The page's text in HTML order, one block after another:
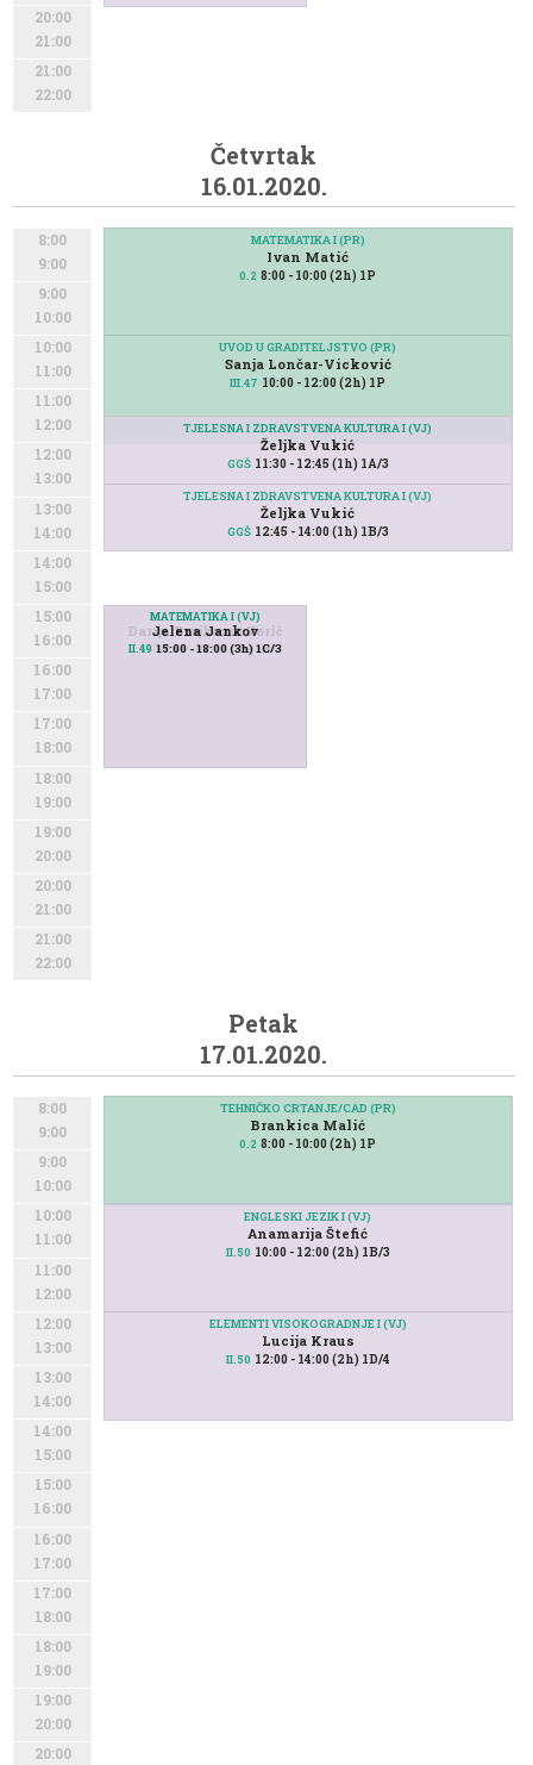
20:00
21:00
21:00
22:00
Četvrtak
16.01.2020.
8:00
9:00
9:00
10:00
10:00
11:00
11:00
12:00
12:00
13:00
13:00
14:00
14:00
15:00
15:00
16:00
16:00
17:00
17:00
18:00
18:00
19:00
19:00
20:00
20:00
21:00
21:00
22:00
MATEMATIKA I (PR)
Ivan Matić
0.2 8:00 - 10:00 (2h) 1P
UVOD U GRADITELJSTVO (PR)
Sanja Lončar-Vicković
III.47 10:00 - 12:00 (2h) 1P
MATEMATIKA I (VJ)
Darija Brajković Zorić
II.50 15:00 - 18:00 (3h) 1B/3
MATEMATIKA I (VJ)
Jelena Jankov
II.49 15:00 - 18:00 (3h) 1C/3
TJELESNA I ZDRAVSTVENA KULTURA I (VJ)
Željka Vukić
GGŠ 11:30 - 12:45 (1h) 1A/3
TJELESNA I ZDRAVSTVENA KULTURA I (VJ)
Željka Vukić
GGŠ 12:45 - 14:00 (1h) 1B/3
Petak
17.01.2020.
8:00
9:00
9:00
10:00
10:00
11:00
11:00
12:00
12:00
13:00
13:00
14:00
14:00
15:00
15:00
16:00
16:00
17:00
17:00
18:00
18:00
19:00
19:00
20:00
20:00
TEHNIČKO CRTANJE/CAD (PR)
Brankica Malić
0.2 8:00 - 10:00 (2h) 1P
ENGLESKI JEZIK I (VJ)
Anamarija Štefić
II.50 10:00 - 12:00 (2h) 1B/3
ELEMENTI VISOKOGRADNJE I (VJ)
Lucija Kraus
II.50 12:00 - 14:00 (2h) 1D/4